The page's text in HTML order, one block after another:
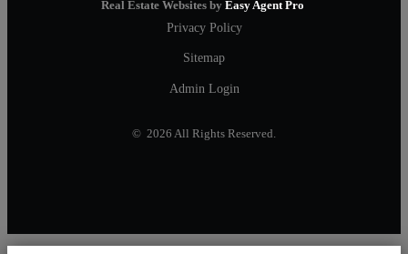
Real Estate Websites by Easy Agent Pro
Privacy Policy
Sitemap
Admin Login
© 2026 All Rights Reserved.